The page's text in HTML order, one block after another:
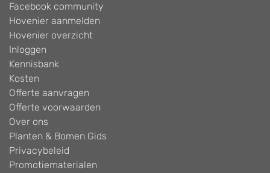
Facebook community
Hovenier aanmelden
Hovenier overzicht
Inloggen
Kennisbank
Kosten
Offerte aanvragen
Offerte voorwaarden
Over ons
Planten & Bomen Gids
Privacybeleid
Promotiematerialen